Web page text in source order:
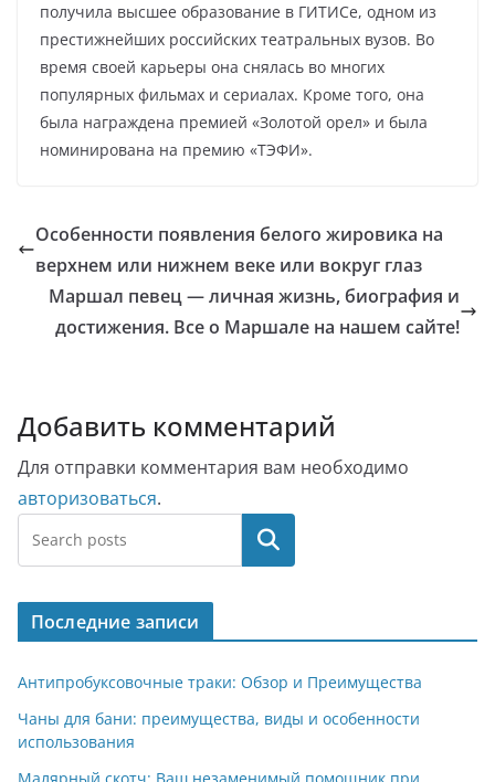
получила высшее образование в ГИТИСе, одном из
престижнейших российских театральных вузов. Во
время своей карьеры она снялась во многих
популярных фильмах и сериалах. Кроме того, она
была награждена премией «Золотой орел» и была
номинирована на премию «ТЭФИ».
Особенности появления белого жировика на
верхнем или нижнем веке или вокруг глаз
Маршал певец — личная жизнь, биография и
достижения. Все о Маршале на нашем сайте!
Добавить комментарий
Для отправки комментария вам необходимо
авторизоваться.
Поиск
Последние записи
Антипробуксовочные траки: Обзор и Преимущества
Чаны для бани: преимущества, виды и особенности
использования